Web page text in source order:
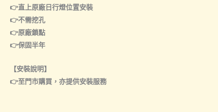
👉直上原廠日行燈位置安裝
👉不需挖孔
👉原廠鎖點
👉保固半年
【安裝說明】
👉至門市購買，亦提供安裝服務